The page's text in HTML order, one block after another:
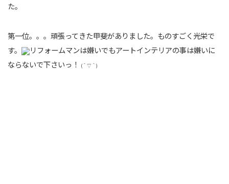
た。
第一位。。。頑張ってきた甲斐がありました。ものすごく光栄で
す。
リフォームマンは嫌いでもアートインテリアの事は嫌いに
ならないで下さいっ！
(＾▽＾)